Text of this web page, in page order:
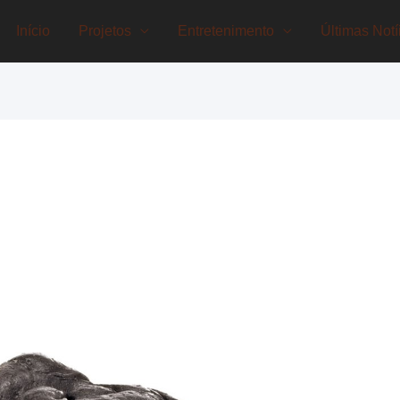
Início Projetos Entretenimento Últimas